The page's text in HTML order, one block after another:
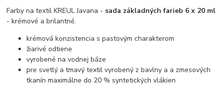
Farby na textil KREUL Javana - sada základných farieb 6 x 20 ml
- krémové a brilantné.
krémová konzistencia s pastovým charakterom
žiarivé odtiene
vyrobené na vodnej báze
pre svetlý a tmavý textil vyrobený z bavlny a a zmesových
tkanín maximálne do 20 % syntetických vlákien